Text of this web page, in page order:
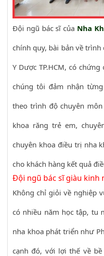
Đội ngũ bác sĩ của Nha
chính quy, bài bản về
Y Dược TP.HCM, có
chúng tôi đảm nhận
theo trình độ chuyên
khoa răng trẻ em,
chuyên khoa điều trị nha
cho khách hàng kết quả
Đội ngũ bác sĩ giàu kinh
Không chỉ giỏi về nghiệp
có nhiều năm học tập, tu
nha khoa phát triển như
cạnh đó, với lợi thế về